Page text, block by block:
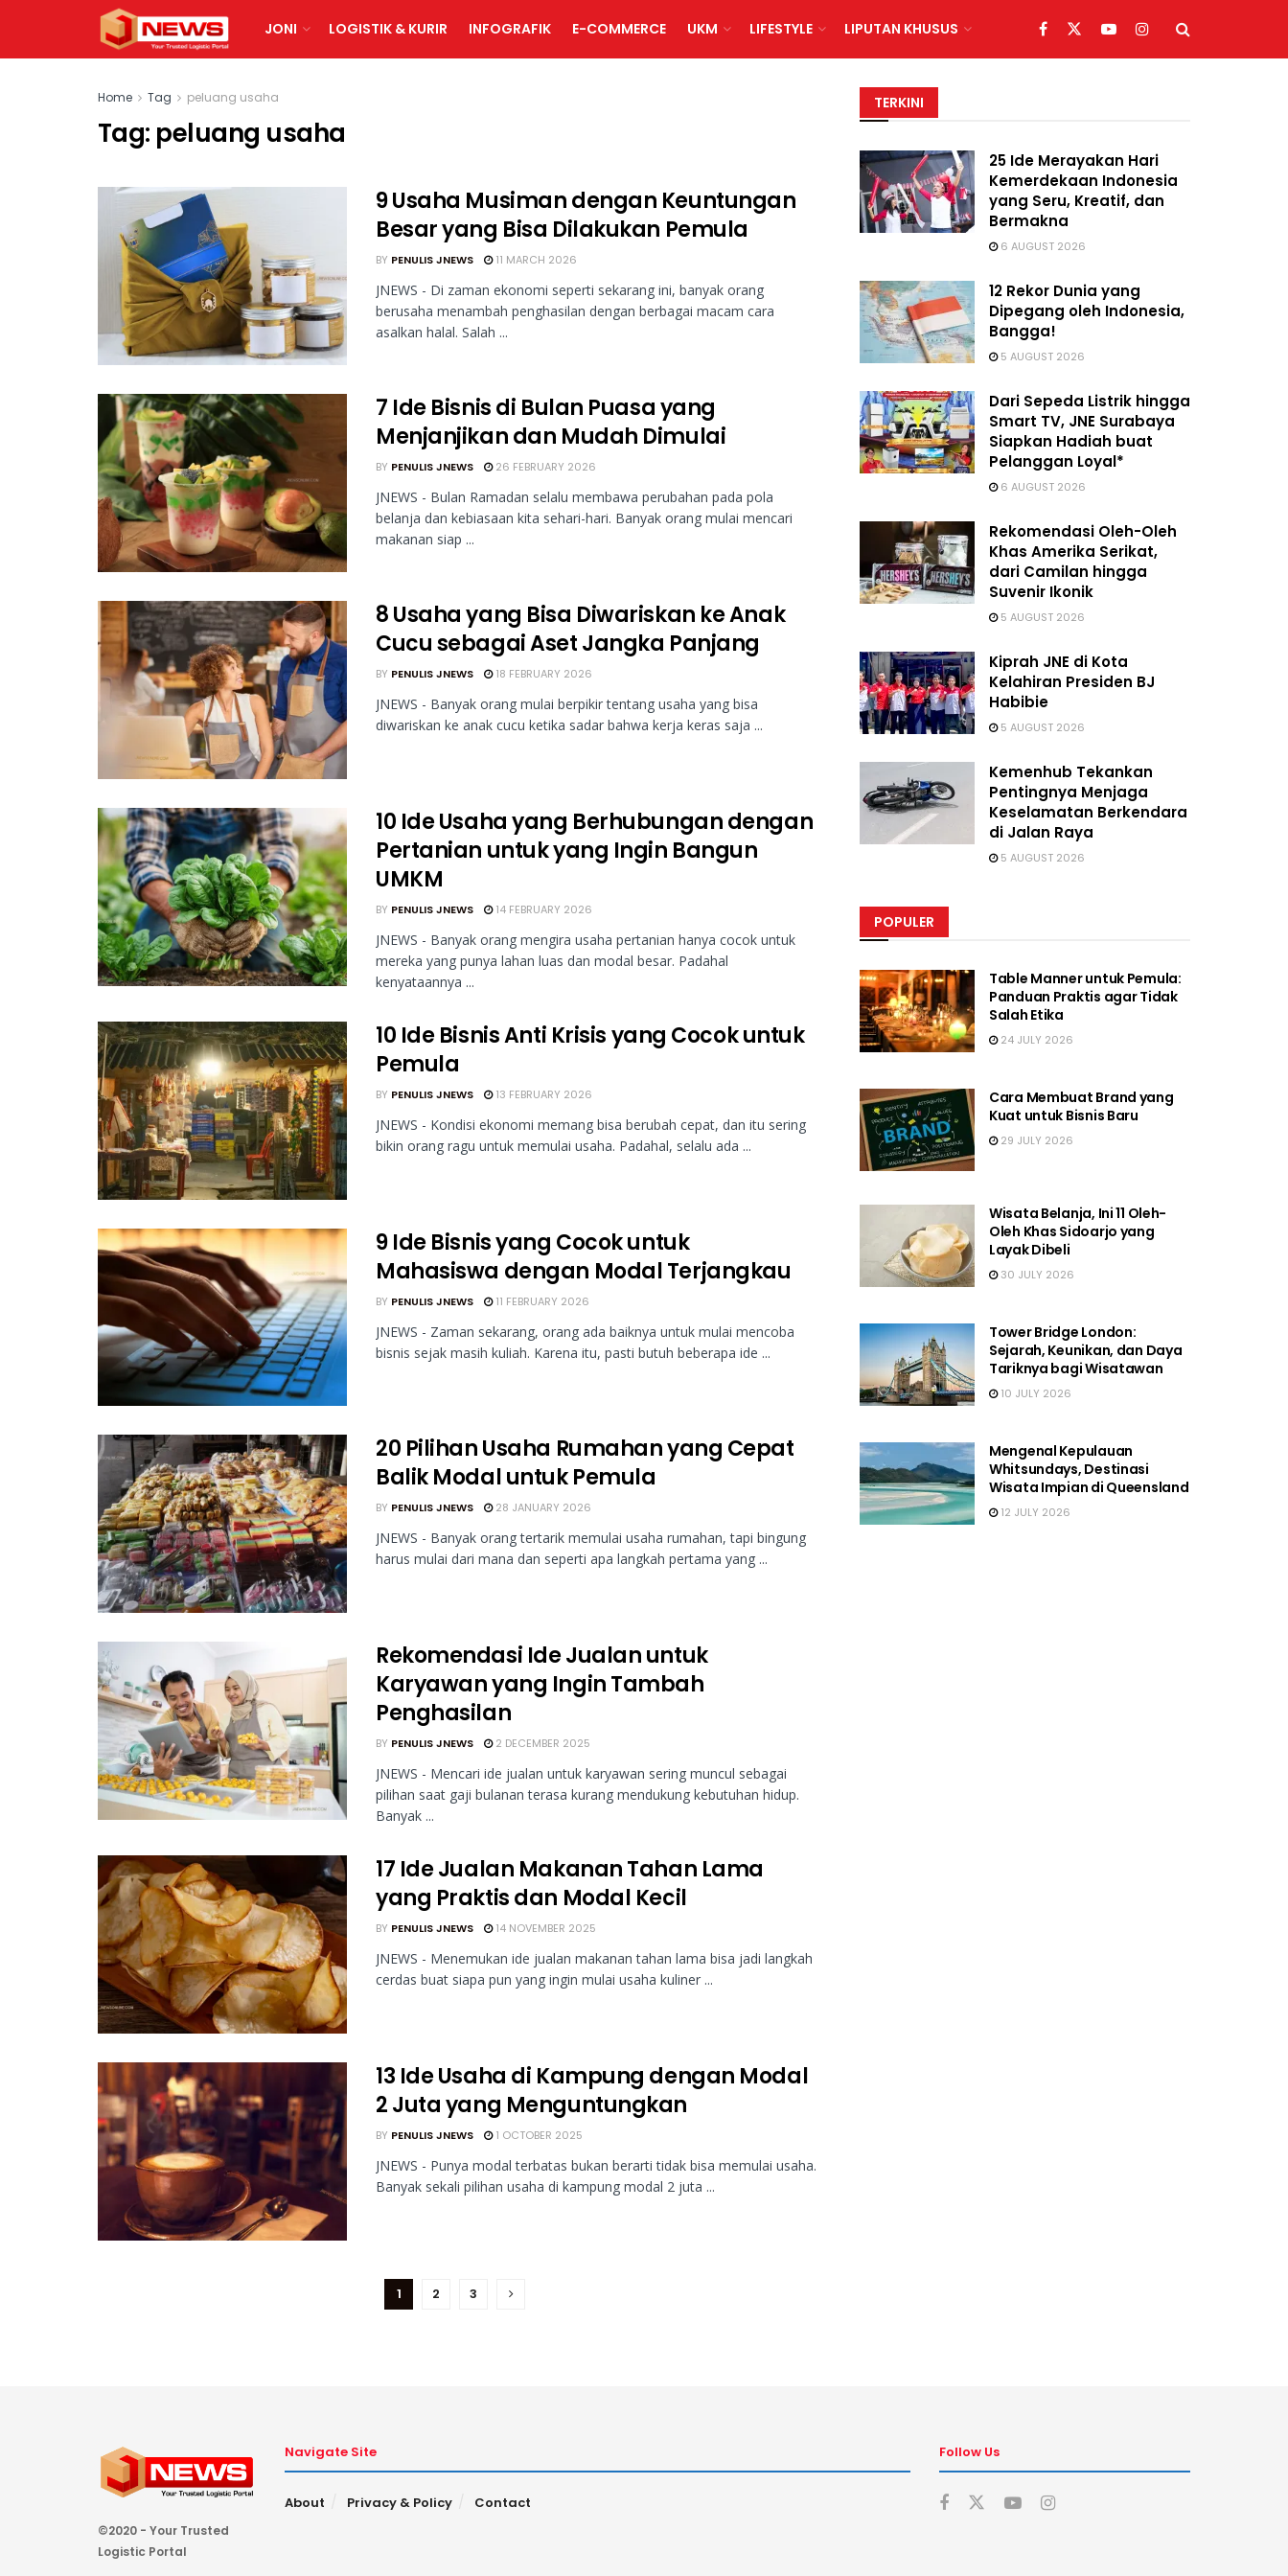
JONI LOGISTIK & KURIR INFOGRAFIK E-COMMERCE UKM LIFESTYLE LIPUTAN KHUSUS
Home Tag peluang usaha
Tag: peluang usaha
9 Usaha Musiman dengan Keuntungan
Besar yang Bisa Dilakukan Pemula
BY PENULIS JNEWS 11 MARCH 2026
JNEWS - Di zaman ekonomi seperti sekarang ini, banyak orang
berusaha menambah penghasilan dengan berbagai macam cara
asalkan halal. Salah ...
7 Ide Bisnis di Bulan Puasa yang
Menjanjikan dan Mudah Dimulai
BY PENULIS JNEWS 26 FEBRUARY 2026
JNEWS - Bulan Ramadan selalu membawa perubahan pada pola
belanja dan kebiasaan kita sehari-hari. Banyak orang mulai mencari
makanan siap ...
8 Usaha yang Bisa Diwariskan ke Anak
Cucu sebagai Aset Jangka Panjang
BY PENULIS JNEWS 18 FEBRUARY 2026
JNEWS - Banyak orang mulai berpikir tentang usaha yang bisa
diwariskan ke anak cucu ketika sadar bahwa kerja keras saja ...
10 Ide Usaha yang Berhubungan dengan
Pertanian untuk yang Ingin Bangun
UMKM
BY PENULIS JNEWS 14 FEBRUARY 2026
JNEWS - Banyak orang mengira usaha pertanian hanya cocok untuk
mereka yang punya lahan luas dan modal besar. Padahal
kenyataannya ...
10 Ide Bisnis Anti Krisis yang Cocok untuk
Pemula
BY PENULIS JNEWS 13 FEBRUARY 2026
JNEWS - Kondisi ekonomi memang bisa berubah cepat, dan itu sering
bikin orang ragu untuk memulai usaha. Padahal, selalu ada ...
9 Ide Bisnis yang Cocok untuk
Mahasiswa dengan Modal Terjangkau
BY PENULIS JNEWS 11 FEBRUARY 2026
JNEWS - Zaman sekarang, orang ada baiknya untuk mulai mencoba
bisnis sejak masih kuliah. Karena itu, pasti butuh beberapa ide ...
20 Pilihan Usaha Rumahan yang Cepat
Balik Modal untuk Pemula
BY PENULIS JNEWS 28 JANUARY 2026
JNEWS - Banyak orang tertarik memulai usaha rumahan, tapi bingung
harus mulai dari mana dan seperti apa langkah pertama yang ...
Rekomendasi Ide Jualan untuk
Karyawan yang Ingin Tambah
Penghasilan
BY PENULIS JNEWS 2 DECEMBER 2025
JNEWS - Mencari ide jualan untuk karyawan sering muncul sebagai
pilihan saat gaji bulanan terasa kurang mendukung kebutuhan hidup.
Banyak ...
17 Ide Jualan Makanan Tahan Lama
yang Praktis dan Modal Kecil
BY PENULIS JNEWS 14 NOVEMBER 2025
JNEWS - Menemukan ide jualan makanan tahan lama bisa jadi langkah
cerdas buat siapa pun yang ingin mulai usaha kuliner ...
13 Ide Usaha di Kampung dengan Modal
2 Juta yang Menguntungkan
BY PENULIS JNEWS 1 OCTOBER 2025
JNEWS - Punya modal terbatas bukan berarti tidak bisa memulai usaha.
Banyak sekali pilihan usaha di kampung modal 2 juta ...
1 2 3
TERKINI
25 Ide Merayakan Hari
Kemerdekaan Indonesia
yang Seru, Kreatif, dan
Bermakna
6 AUGUST 2026
12 Rekor Dunia yang
Dipegang oleh Indonesia,
Bangga!
5 AUGUST 2026
Dari Sepeda Listrik hingga
Smart TV, JNE Surabaya
Siapkan Hadiah buat
Pelanggan Loyal*
6 AUGUST 2026
Rekomendasi Oleh-Oleh
Khas Amerika Serikat,
dari Camilan hingga
Suvenir Ikonik
5 AUGUST 2026
Kiprah JNE di Kota
Kelahiran Presiden BJ
Habibie
5 AUGUST 2026
Kemenhub Tekankan
Pentingnya Menjaga
Keselamatan Berkendara
di Jalan Raya
5 AUGUST 2026
POPULER
Table Manner untuk Pemula:
Panduan Praktis agar Tidak
Salah Etika
24 JULY 2026
Cara Membuat Brand yang
Kuat untuk Bisnis Baru
29 JULY 2026
Wisata Belanja, Ini 11 Oleh-
Oleh Khas Sidoarjo yang
Layak Dibeli
30 JULY 2026
Tower Bridge London:
Sejarah, Keunikan, dan Daya
Tariknya bagi Wisatawan
10 JULY 2026
Mengenal Kepulauan
Whitsundays, Destinasi
Wisata Impian di Queensland
12 JULY 2026
©2020 - Your Trusted
Logistic Portal
Navigate Site
About Privacy & Policy Contact
Follow Us